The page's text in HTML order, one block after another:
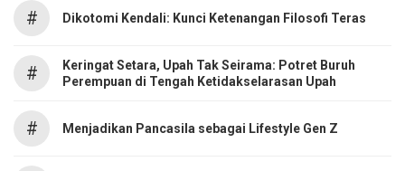
# Dikotomi Kendali: Kunci Ketenangan Filosofi Teras
#
Keringat Setara, Upah Tak Seirama: Potret Buruh
Perempuan di Tengah Ketidakselarasan Upah
# Menjadikan Pancasila sebagai Lifestyle Gen Z